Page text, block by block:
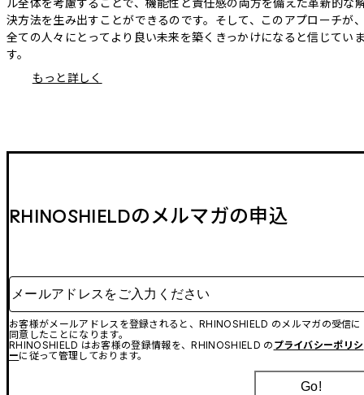
決方法を生み出すことができるのです。そして、このアプローチが
全ての人々にとってより良い未来を築くきっかけになると信じてい
す。
もっと詳しく
RHINOSHIELDのメルマガの申込
メールアドレスをご入力ください
お客様がメールアドレスを登録されると、RHINOSHIELD のメルマガの受信に
同意したことになります。
RHINOSHIELD はお客様の登録情報を、RHINOSHIELD の プライバシーポリシ
ーに従って管理しております。
Go!